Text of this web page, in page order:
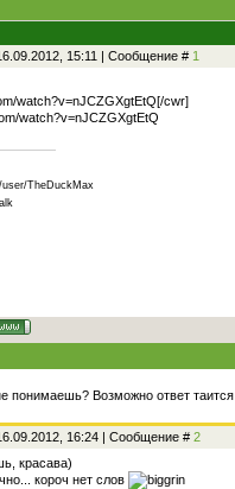
15:11 | Сообщение # 1
watch?v=nJCZGXgtEtQ[/cwr]
watch?v=nJCZGXgtEtQ
TheDuckMax
понимаешь? Возможно ответ таится
16:24 | Сообщение # 2
красава)
короч нет слов